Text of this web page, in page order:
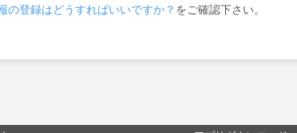
の登録はどうすればいいですか？ をご確認下さい。